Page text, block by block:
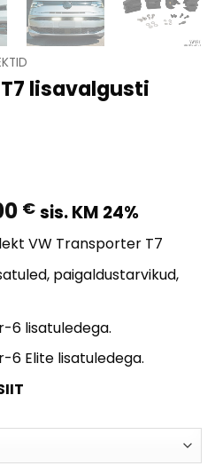
lisavalgusti
€Hinnavahemik:
555,00 €
kuni
690,00 €
sis. KM 24%
VW Transporter T7
paigaldustarvikud,
6lisatuledega.
6 Elitelisatuledega.